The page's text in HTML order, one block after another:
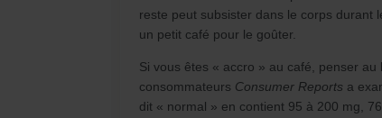
reste peut subsister dans le corps durant
un petit café pour le goûter.
Si vous êtes « accro » au café, penser
consommateurs Consumer Reports a
dit « normal » en contient 95 à 200 mg,